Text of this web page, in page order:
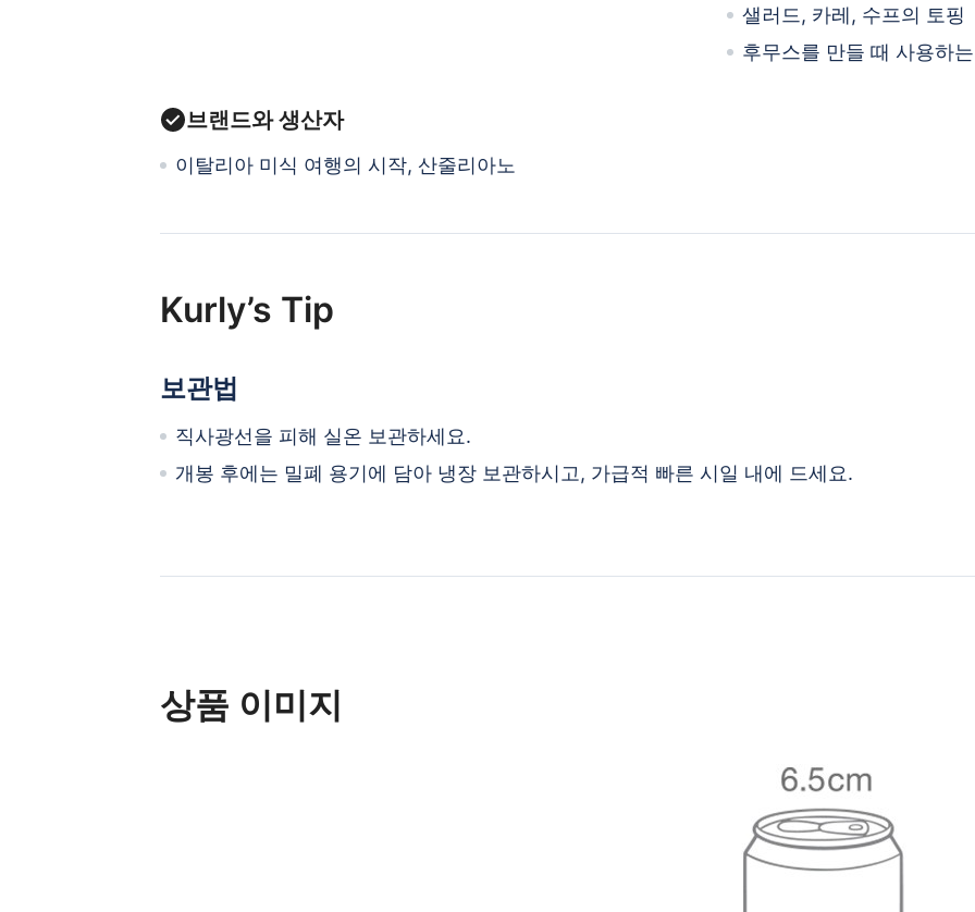
샐러드, 카레, 수프의 토핑
후무스를 만들 때 사용하
브랜드와 생산자
이탈리아 미식 여행의 시작, 산줄리아노
Kurly’s Tip
보관법
직사광선을 피해 실온 보관하세요.
개봉 후에는 밀폐 용기에 담아 냉장 보관하시고, 가급적 빠른 시일 내에 드세요.
상품 이미지